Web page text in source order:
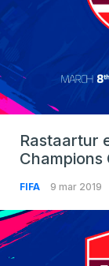
Rastaartur
Champions
FIFA 9 mar 2019